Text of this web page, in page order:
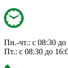
Пн.-чт.: с 08:30 до
Пт.: с 08:30 до